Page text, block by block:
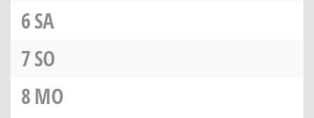
6SA
7SO
8MO